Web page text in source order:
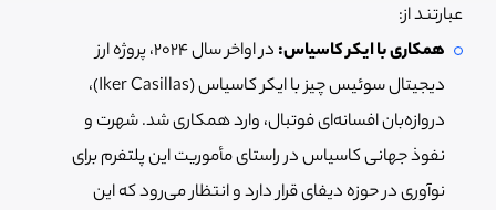
عبارتند از:
همکاری با ایکر کاسیاس:
در اواخر سال ۲۰۲۴، پروژه ارز
دیجیتال سوئیس چیز با ایکر کاسیاس (Iker Casillas)،
دروازه‌بان افسانه‌ای فوتبال، وارد همکاری شد. شهرت و
نفوذ جهانی کاسیاس در راستای مأموریت این پلتفرم برای
نوآوری در حوزه دیفای قرار دارد و انتظار می‌رود که این